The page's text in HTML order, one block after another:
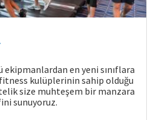
en yeni sınıflara
kulüplerinin sahip olduğu
size muhteşem bir manzara
sunuyoruz.